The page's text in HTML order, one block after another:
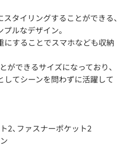
タイリングすることができる、
ルなデザイン。
にすることでスマホなども収納
ができるサイズになっており、
してシーンを問わずに活躍して
2、ファスナーポケット2